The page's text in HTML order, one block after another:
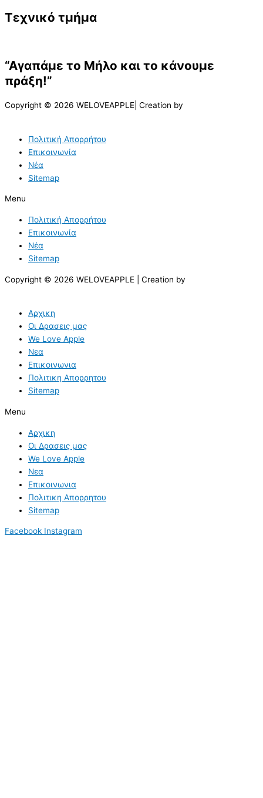
Τεχνικό τμήμα
“Αγαπάμε το Μήλο και το κάνουμε
πράξη!”
Copyright © 2026 WELOVEAPPLE| Creation by
Πολιτική Απορρήτου
Επικοινωνία
Νέα
Sitemap
Menu
Πολιτική Απορρήτου
Επικοινωνία
Νέα
Sitemap
Copyright © 2026 WELOVEAPPLE | Creation by
Αρχικη
Οι Δρασεις μας
We Love Apple
Νεα
Επικοινωνια
Πολιτικη Απορρητου
Sitemap
Menu
Αρχικη
Οι Δρασεις μας
We Love Apple
Νεα
Επικοινωνια
Πολιτικη Απορρητου
Sitemap
Facebook Instagram